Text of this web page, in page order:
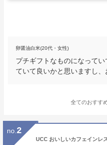
卵醤油白米(20代・女性)
プチギフトなものになって
ていて良いかと思いますし
全てのおすす
no. 2